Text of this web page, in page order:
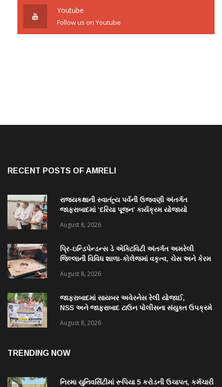
Youtube
Follow us on Youtube
RECENT POSTS OF AMRELI
રાજ્યકક્ષાની સ્વાતંત્ર્ય પર્વની ઉજવણી અંતર્ગત
જાફરાબાદમાં ‘દરિયા પૂજન’ કાર્યક્રમ યોજાયો
August 8, 2026
પ્રિ-ઇન્ડિપેન્ડન્સ ડે એક્ટિવિટી અંતર્ગત અમરેલી
જિલ્લાની વિવિધ શાળા-કોલેજમાં વકૃત્વ, ચેસ અને કેરમ
August 8, 2026
જાફરાબાદમાં સાયબર અવેરનેસ રેલી યોજાઈ,
NSS અને જાફરાબાદ ટાઉન પોલીસના સંયુક્ત ઉપક્રમે
August 8, 2026
TRENDING NOW
નિરમા યુનિવર્સિટીમાં રૂપિયા 5 કરોડની ઉચાપત, કર્મચારી